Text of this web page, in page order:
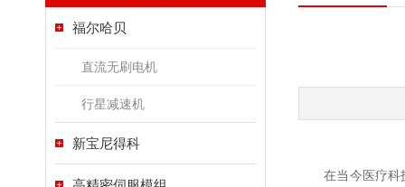
福尔哈贝
直流无刷电机
行星减速机
新宝尼得科
在当今医疗科技